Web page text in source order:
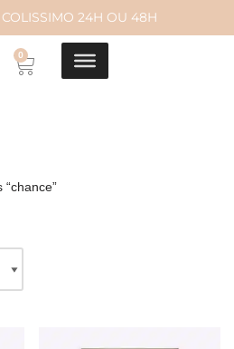
24H OU 48H
0
“chance”